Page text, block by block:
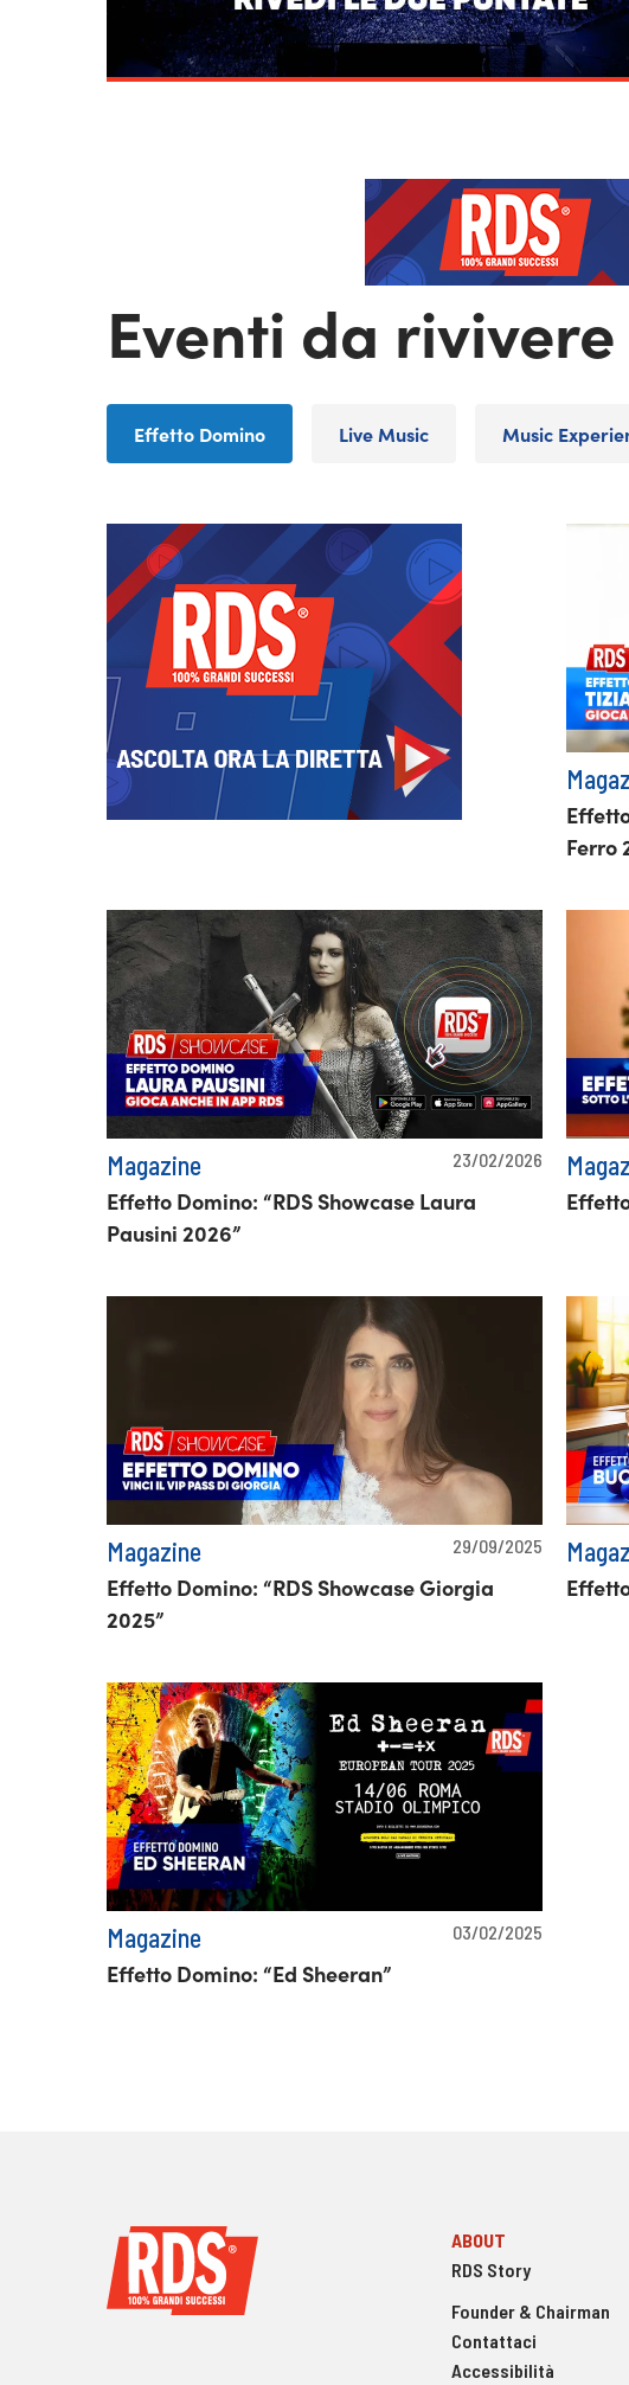
Eventi da rivivere
Effetto Domino Live Music Music
Ferro
Magazine 23/02/2026
Effetto Domino: “RDS Showcase Laura
Pausini 2026”
Magazine 29/09/2025
Effetto Domino: “RDS Showcase Giorgia
2025”
Magazine 03/02/2025
Effetto Domino: “Ed Sheeran”
ABOUT
RDS Story
Founder & Chairman
Contattaci
Accessibilità